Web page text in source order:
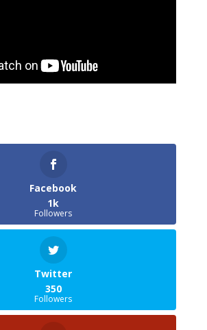
Facebook
1k
Followers
Twitter
350
Followers